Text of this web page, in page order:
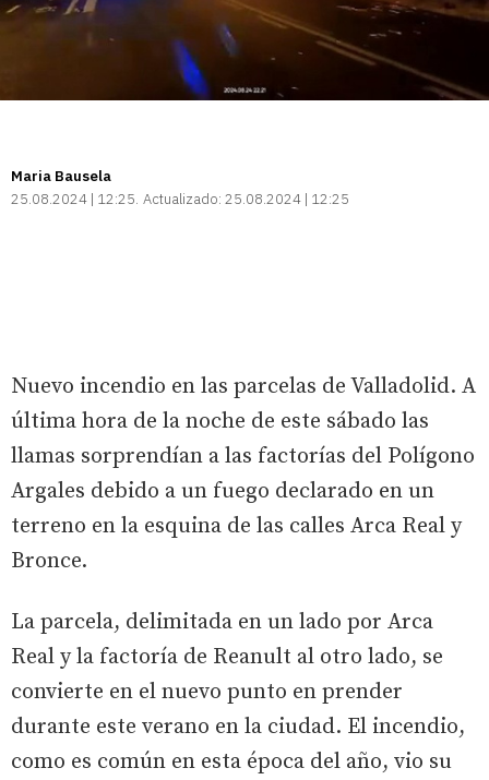
Maria Bausela
25.08.2024 | 12:25 Actualizado: 25.08.2024 | 12:25
Nuevo incendio en las parcelas de Valladolid. A
última hora de la noche de este sábado las
llamas sorprendían a las factorías del Polígono
Argales debido a un fuego declarado en un
terreno en la esquina de las calles Arca Real y
Bronce.
La parcela, delimitada en un lado por Arca
Real y la factoría de Reanult al otro lado, se
convierte en el nuevo punto en prender
durante este verano en la ciudad. El incendio,
como es común en esta época del año, vio su